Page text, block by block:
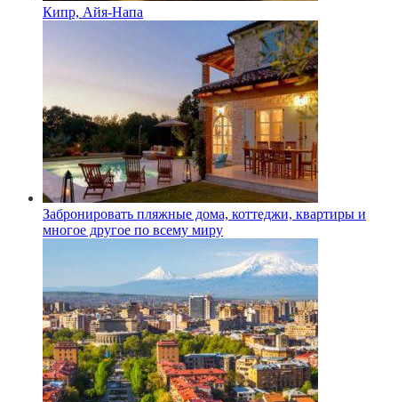
Кипр, Айя-Напа
Забронировать пляжные дома, коттеджи, квартиры и
многое другое по всему миру